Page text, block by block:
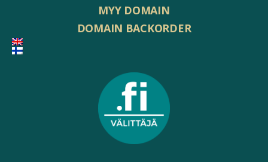
MYY DOMAIN
DOMAIN BACKORDER